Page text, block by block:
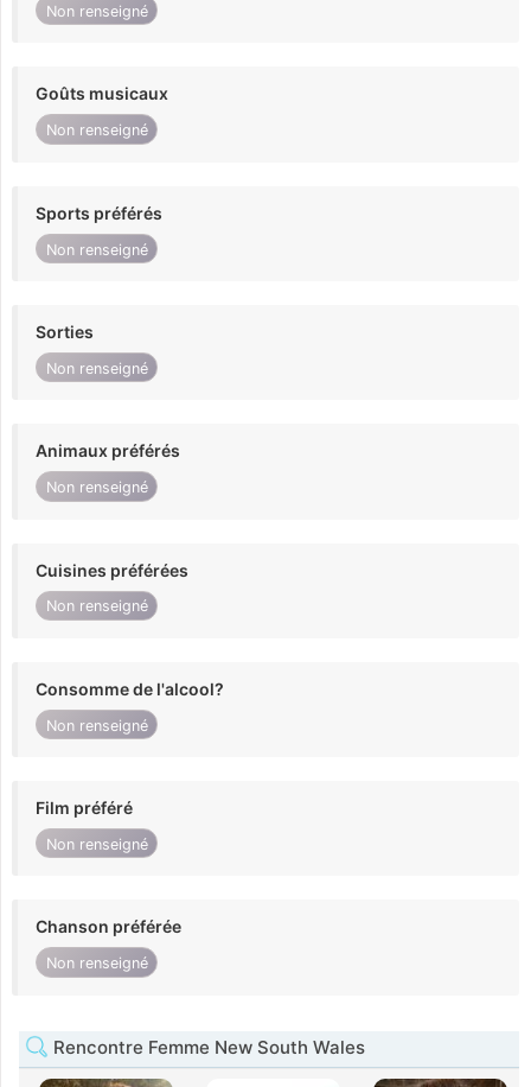
Non renseigné
Goûts musicaux
Non renseigné
Sports préférés
Non renseigné
Sorties
Non renseigné
Animaux préférés
Non renseigné
Cuisines préférées
Non renseigné
Consomme de l'alcool?
Non renseigné
Film préféré
Non renseigné
Chanson préférée
Non renseigné
Rencontre Femme New South Wales